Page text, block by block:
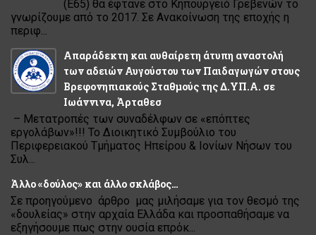
(Ε65) θα έφτανε στο Κηπουργειό Γρεβενών το
γνωρίζουμε από το 2017. Σε Ανακοίνωση της εποχής η
περιφ...
Απαράδεκτη και αυθαίρετη άτυπη αναστολή
των αδειών Αυγούστου των Παιδαγωγών στους
Βρεφονηπιακούς Σταθμούς της Δ.ΥΠ.Α. σε
Ιωάννινα, Άρταθεσ
– Μετατροπές των συναδέλφων σε «επόπτες
εργολάβων»!!! Το Διοικητικό Συμβούλιο του
Περιφερειακού Τμήματος Ηπείρου & Ιονίων Νήσων του
Συλ...
Άλλο «δούλος» και άλλο σκλάβος…
Σε προηγούμενο άρθρο μας μιλήσαμε για τον θεσμό της
«δουλείας» στην αρχαία Ελλάδα και προσπαθήσαμε να
εξηγήσουμε πως στην ουσία επρόκ...